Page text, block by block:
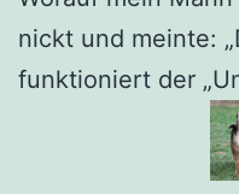
nickt und meinte:
funktioniert der